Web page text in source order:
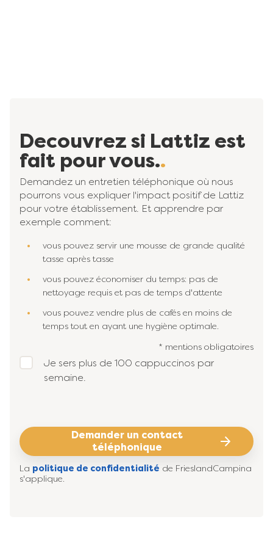
Decouvrez si Lattiz est
fait pour vous.
Demandez un entretien téléphonique où nous
pourrons vous expliquer l'impact positif de Lattiz
pour votre établissement. Et apprendre par
exemple comment:
vous pouvez servir une mousse de grande qualité
tasse après tasse
vous pouvez économiser du temps: pas de
nettoyage requis et pas de temps d'attente
vous pouvez vendre plus de cafés en moins de
temps tout en ayant une hygiène optimale.
* mentions obligatoires
Je sers plus de 100 cappuccinos par
semaine.
Demander un contact
téléphonique
La politique de confidentialité de FrieslandCampina
s'applique.